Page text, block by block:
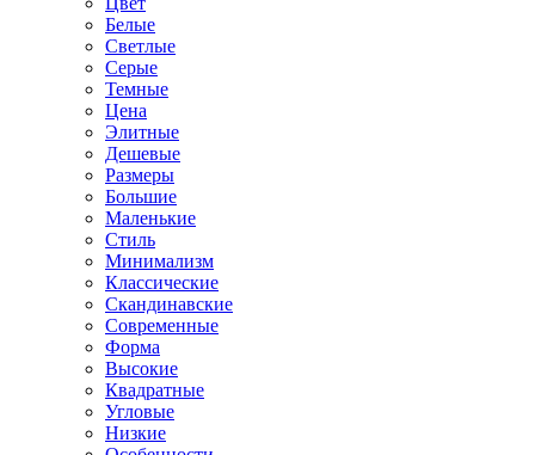
Белые
Светлые
Серые
Темные
Цена
Элитные
Дешевые
Размеры
Большие
Маленькие
Стиль
Минимализм
Классические
Скандинавские
Современные
Форма
Высокие
Квадратные
Угловые
Низкие